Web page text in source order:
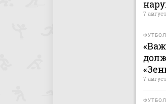
7
ФУТБОЛ
7
ФУТБОЛ